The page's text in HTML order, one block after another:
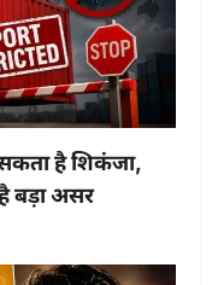
है शिकंजा,
बड़ा असर